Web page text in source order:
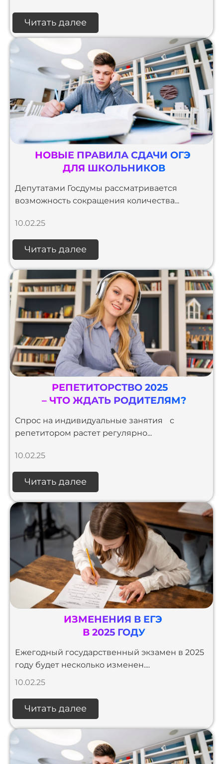
Читать далее
НОВЫЕ ПРАВИЛА СДАЧИ ОГЭ
ДЛЯ ШКОЛЬНИКОВ
Депутатами Госдумы рассматривается
возможность сокращения количества...
10.02.25
Читать далее
РЕПЕТИТОРСТВО 2025
– ЧТО ЖДАТЬ РОДИТЕЛЯМ?
Спрос на индивидуальные занятия с
репетитором растет регулярно...
10.02.25
Читать далее
ИЗМЕНЕНИЯ В ЕГЭ
В 2025 ГОДУ
Ежегодный государственный экзамен в 2025
году будет несколько изменен....
10.02.25
Читать далее